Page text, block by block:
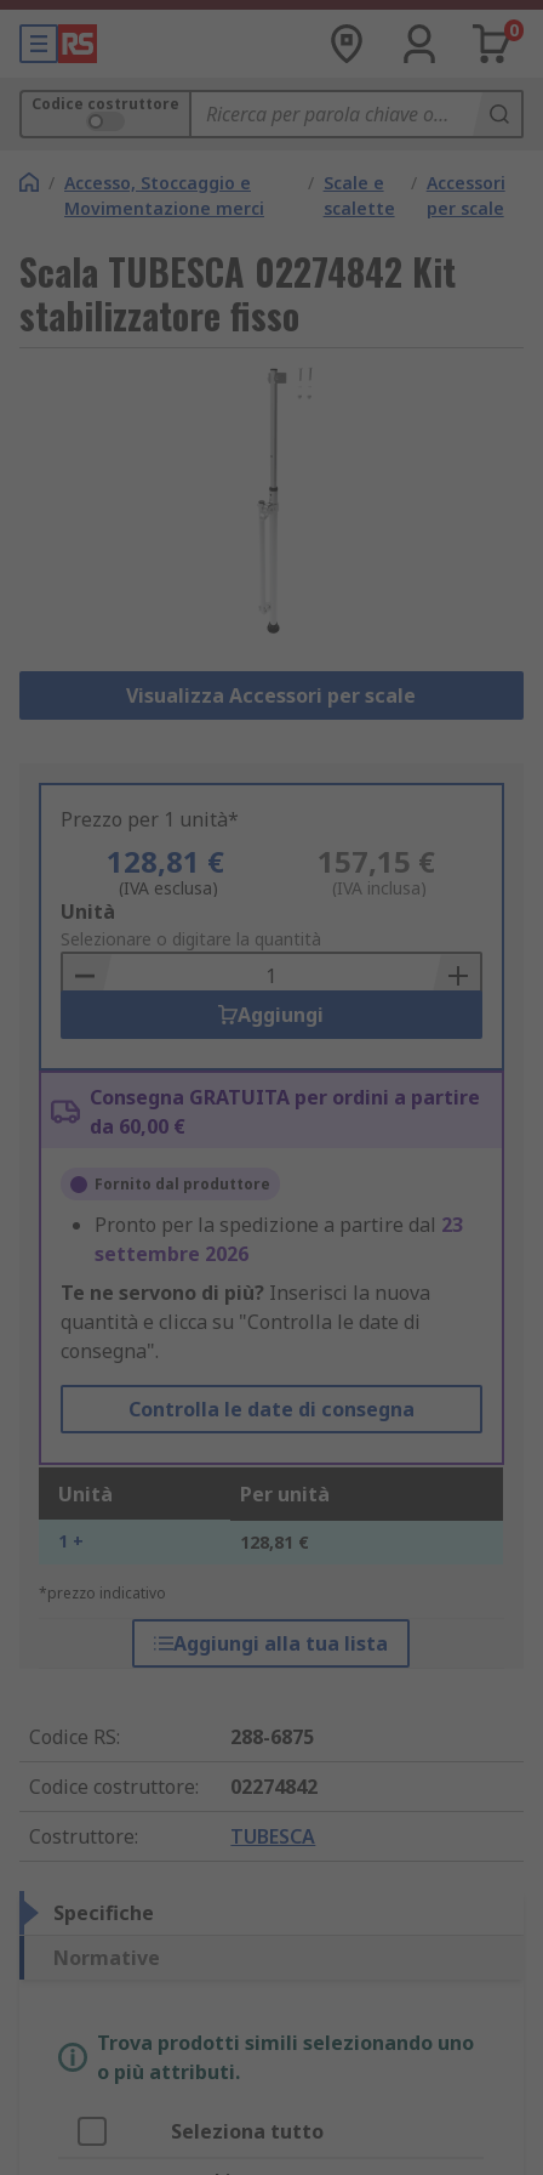
0
Codice costruttore
/ Accesso, Stoccaggio e
Movimentazione merci
/ Scale e
scalette
/ Accessori
per scale
Scala TUBESCA 02274842 Kit
stabilizzatore fisso
Visualizza Accessori per scale
Prezzo per 1 unità*
128,81 €
(IVA esclusa)
157,15 €
(IVA inclusa)
Add
to
Basket
Unità
Selezionare o digitare la quantità
Aggiungi
Consegna GRATUITA per ordini a partire
da 60,00 €
Fornito dal produttore
Pronto per la spedizione a partire dal 23
settembre 2026
Te ne servono di più? Inserisci la nuova
quantità e clicca su "Controlla le date di
consegna".
Controlla le date di consegna
Unità Per unità
1 + 128,81 €
*prezzo indicativo
Aggiungi alla tua lista
Codice RS:
288-6875
Codice costruttore:
02274842
Costruttore: TUBESCA
Specifiche
Normative
Trova prodotti simili selezionando uno
o più attributi.
Seleziona tutto